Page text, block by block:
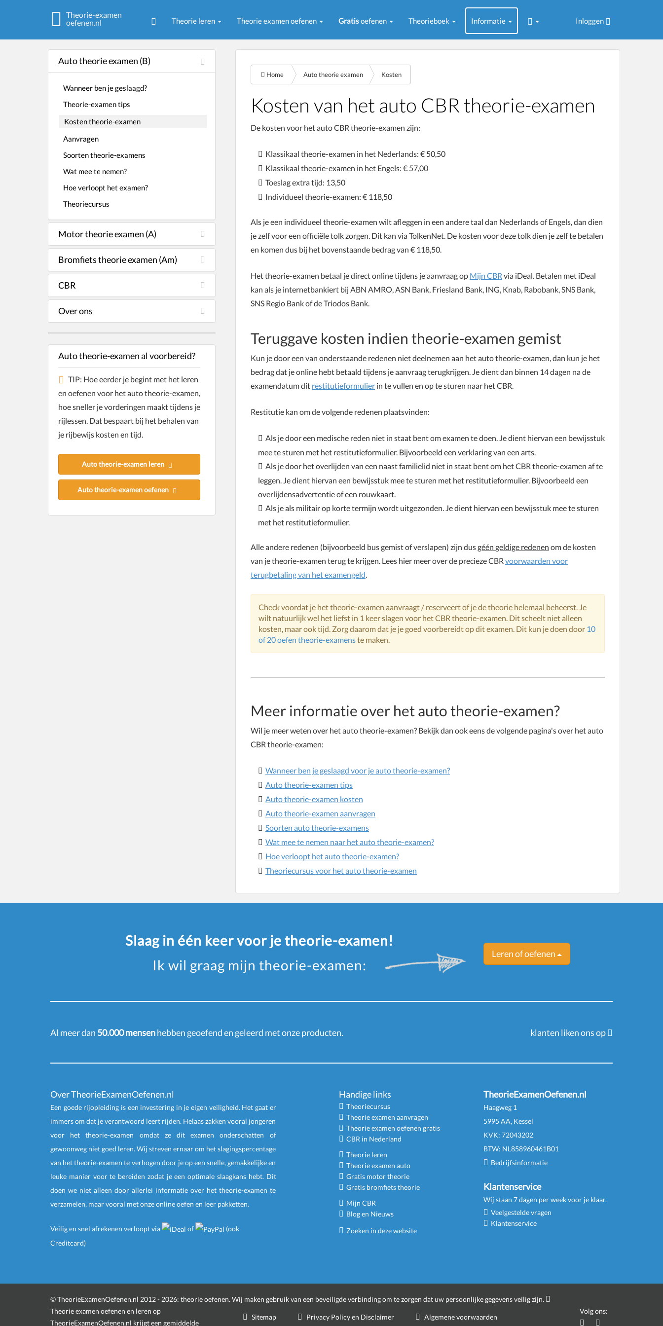
Theorie-examen
oefenen.nl
Theorie leren Theorie examen oefenen Gratisoefenen Theorieboek Informatie Inloggen
Home Auto theorie examen Kosten
Kosten van het auto CBR theorie-examen
De kosten voor het auto CBR theorie-examen zijn:
Klassikaal theorie-examen in het Nederlands: € 50,50
Klassikaal theorie-examen in het Engels: € 57,00
Toeslag extra tijd: 13,50
Individueel theorie-examen: € 118,50
Als je een individueel theorie-examen wilt afleggen in een andere taal dan Nederlands of Engels, dan dien
je zelf voor een officiële tolk zorgen. Dit kan via TolkenNet. De kosten voor deze tolk dien je zelf te betalen
en komen dus bij het bovenstaande bedrag van € 118,50.
Het theorie-examen betaal je direct online tijdens je aanvraag op Mijn CBR via iDeal. Betalen met iDeal
kan als je internetbankiert bij ABN AMRO, ASN Bank, Friesland Bank, ING, Knab, Rabobank, SNS Bank,
SNS Regio Bank of de Triodos Bank.
Teruggave kosten indien theorie-examen gemist
Kun je door een van onderstaande redenen niet deelnemen aan het auto theorie-examen, dan kun je het
bedrag dat je online hebt betaald tijdens je aanvraag terugkrijgen. Je dient dan binnen 14 dagen na de
examendatum dit restitutieformulier in te vullen en op te sturen naar het CBR.
Restitutie kan om de volgende redenen plaatsvinden:
Als je door een medische reden niet in staat bent om examen te doen. Je dient hiervan een bewijsstuk
mee te sturen met het restitutieformulier. Bijvoorbeeld een verklaring van een arts.
Als je door het overlijden van een naast familielid niet in staat bent om het CBR theorie-examen af te
leggen. Je dient hiervan een bewijsstuk mee te sturen met het restitutieformulier. Bijvoorbeeld een
overlijdensadvertentie of een rouwkaart.
Als je als militair op korte termijn wordt uitgezonden. Je dient hiervan een bewijsstuk mee te sturen
met het restitutieformulier.
Alle andere redenen (bijvoorbeeld bus gemist of verslapen) zijn dusgéén geldige redenen om de kosten
van je theorie-examen terug te krijgen. Lees hier meer over de precieze CBR voorwaarden voor
terugbetaling van het examengeld.
Check voordat je het theorie-examen aanvraagt / reserveert of je de theorie helemaal beheerst. Je
wilt natuurlijk wel het liefst in 1 keer slagen voor het CBR theorie-examen. Dit scheelt niet alleen
kosten, maar ook tijd. Zorg daarom dat je je goed voorbereidt op dit examen. Dit kun je doen door 10
of 20 oefen theorie-examenste maken.
Meer informatie over het auto theorie-examen?
Wil je meer weten over het auto theorie-examen? Bekijk dan ook eens de volgende pagina's over het auto
CBR theorie-examen:
Wanneer ben je geslaagd voor je auto theorie-examen?
Auto theorie-examen tips
Auto theorie-examen kosten
Auto theorie-examen aanvragen
Soorten auto theorie-examens
Wat mee te nemen naar het auto theorie-examen?
Hoe verloopt het auto theorie-examen?
Theoriecursus voor het auto theorie-examen
Auto theorie examen (B)
Wanneer ben je geslaagd?
Theorie-examen tips
Kosten theorie-examen
Aanvragen
Soorten theorie-examens
Wat mee te nemen?
Hoe verloopt het examen?
Theoriecursus
Motor theorie examen (A)
Bromfiets theorie examen (Am)
CBR
Over ons
Auto theorie-examen al voorbereid?
TIP: Hoe eerder je begint met het leren
en oefenen voor het auto theorie-examen,
hoe sneller je vorderingen maakt tijdens je
rijlessen. Dat bespaart bij het behalen van
je rijbewijs kosten en tijd.
Auto theorie-examen leren
Auto theorie-examen oefenen
Slaag in één keer voor je theorie-examen!
Ik wil graag mijn theorie-examen:
Leren of oefenen
Al meer dan 50.000 mensenhebben geoefend en geleerd met onze producten. klanten liken ons op
Over TheorieExamenOefenen.nl
Een goede rijopleiding is een investering in je eigen veiligheid. Het gaat er
immers om dat je verantwoord leert rijden. Helaas zakken vooral jongeren
voor het theorie-examen omdat ze dit examen onderschatten of
gewoonweg niet goed leren. Wij streven ernaar om het slagingspercentage
van het theorie-examen te verhogen door je op een snelle, gemakkelijke en
leuke manier voor te bereiden zodat je een optimale slaagkans hebt. Dit
doen we niet alleen door allerlei informatie over het theorie-examen te
verzamelen, maar vooral met onze onlineoefen en leer pakketten.
Veilig en snel afrekenen verloopt via of
(ook
Creditcard)
Handige links
Theoriecursus
Theorie examen aanvragen
Theorie examen oefenen gratis
CBR in Nederland
Theorie leren
Theorie examen auto
Gratis motor theorie
Gratis bromfiets theorie
Mijn CBR
Blog en Nieuws
Zoeken in deze website
TheorieExamenOefenen.nl
Haagweg 1
5995 AA, Kessel
KVK: 72043202
BTW: NL858960461B01
Bedrijfsinformatie
Klantenservice
Wij staan 7 dagen per week voor je klaar.
Veelgestelde vragen
Klantenservice
©TheorieExamenOefenen.nl 2012 - 2026: theorie oefenen. Wij maken gebruik van een beveiligde verbinding om te zorgen dat uw persoonlijke gegevens veilig zijn.
Theorie examen oefenen en leren op
TheorieExamenOefenen.nl krijgt een gemiddelde
Sitemap Privacy Policy en Disclaimer Algemene voorwaarden
Volg ons: